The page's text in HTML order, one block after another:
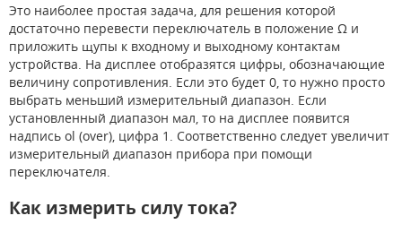
Это наиболее простая задача, для решения которой
достаточно перевести переключатель в положение Ω и
приложить щупы к входному и выходному контактам
устройства. На дисплее отобразятся цифры, обозначающие
величину сопротивления. Если это будет 0, то нужно просто
выбрать меньший измерительный диапазон. Если
установленный диапазон мал, то на дисплее появится
надпись ol (over), цифра 1. Соответственно следует увеличит
измерительный диапазон прибора при помощи
переключателя.
Как измерить силу тока?